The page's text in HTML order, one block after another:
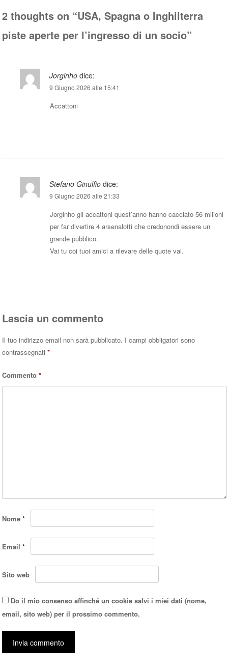
2 thoughts on “USA, Spagna o Inghilterra
piste aperte per l’ingresso di un socio”
Jorginho dice:
9 Giugno 2026 alle 15:41
Accattoni
Stefano Ginulfio dice:
9 Giugno 2026 alle 21:33
Jorginho gli accattoni quest’anno hanno cacciato 56 milioni
per far divertire 4 arsenalotti che credonondi essere un
grande pubblico.
Vai tu coi tuoi amici a rilevare delle quote vai.
Lascia un commento
Il tuo indirizzo email non sarà pubblicato. I campi obbligatori sono
contrassegnati*
Commento*
Nome*
Email*
Sito web
Do il mio consenso affinché un cookie salvi i miei dati (nome,
email, sito web) per il prossimo commento.